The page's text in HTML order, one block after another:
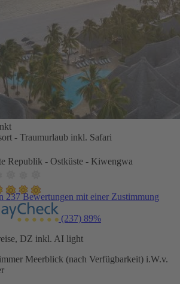
- Traumurlaub inkl. Safari
Republik - Ostküste - Kiwengwa
237 Bewertungen mit einer Zustimmung
(237) 89%
DZ inkl. AI light
Meerblick (nach Verfügbarkeit) i.W.v.